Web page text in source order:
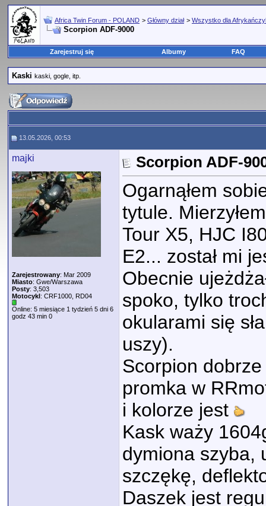
Africa Twin Forum - POLAND > Główny dział > Wszystko dla
Scorpion ADF-9000
Zarejestruj się Albumy FAQ
Kaski kaski, gogle, itp.
13.05.2026, 00:53
majki
Zarejestrowany: Mar 2009
Miasto: Gwe/Warszawa
Posty: 3,503
Motocykl: CRF1000, RD04
Online: 5 miesiące 1 tydzień 5 dni 6
godz 43 min 0
Scorpion ADF-
Ogarnąłem
tytule.
Tour X5, HJC
E2... został mi
Obecnie
spoko, tylko
okularami się
uszy).
Scorpion
promka w
i kolorze jest
Kask waży
dymiona szyba,
szczękę,
Daszek jest